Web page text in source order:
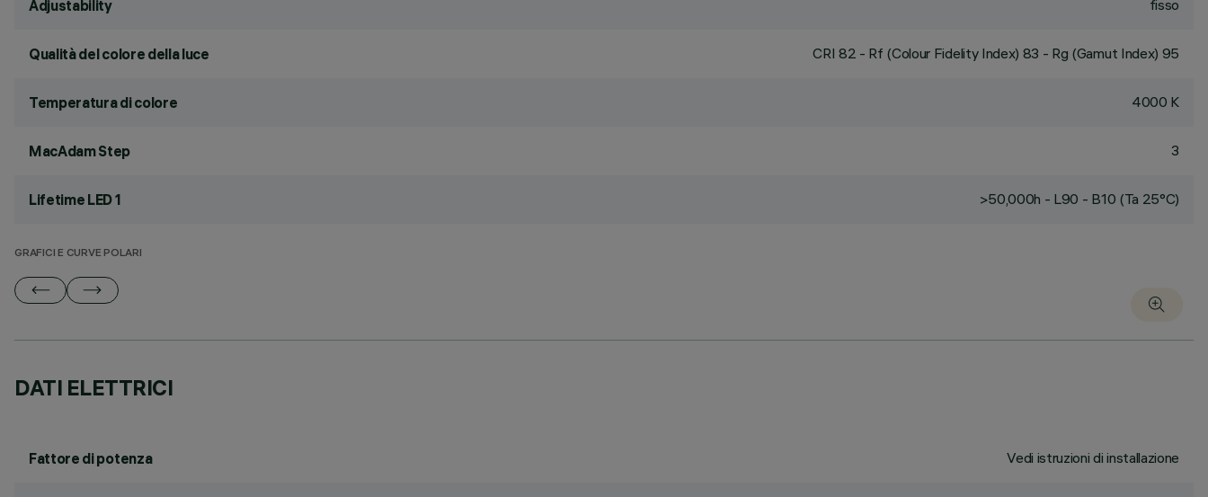
Adjustability fisso
Qualità del colore della luce CRI 82 - Rf (Colour Fidelity Index) 83 - Rg (Gamut Index) 95
Temperatura di colore 4000 K
MacAdam Step 3
Lifetime LED 1 >50,000h - L90 - B10 (Ta 25°C)
GRAFICI E CURVE POLARI
DATI ELETTRICI
Fattore di potenza Vedi istruzioni di installazione